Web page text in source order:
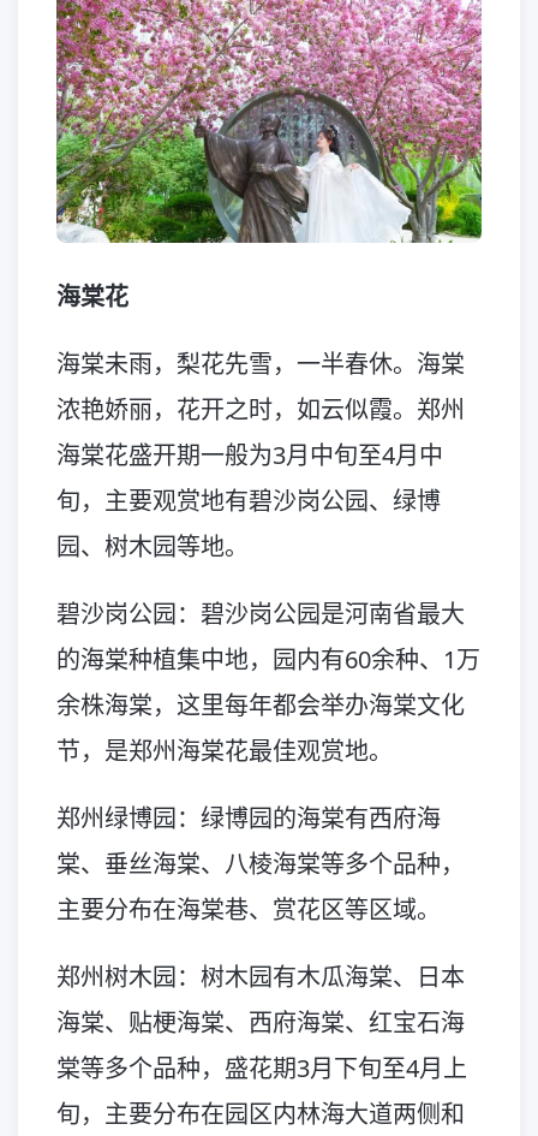
海棠花
海棠未雨，梨花先雪，一半春休。海棠
浓艳娇丽，花开之时，如云似霞。郑州
海棠花盛开期一般为3月中旬至4月中
旬，主要观赏地有碧沙岗公园、绿博
园、树木园等地。
碧沙岗公园：碧沙岗公园是河南省最大
的海棠种植集中地，园内有60余种、1万
余株海棠，这里每年都会举办海棠文化
节，是郑州海棠花最佳观赏地。
郑州绿博园：绿博园的海棠有西府海
棠、垂丝海棠、八棱海棠等多个品种，
主要分布在海棠巷、赏花区等区域。
郑州树木园：树木园有木瓜海棠、日本
海棠、贴梗海棠、西府海棠、红宝石海
棠等多个品种，盛花期3月下旬至4月上
旬，主要分布在园区内林海大道两侧和